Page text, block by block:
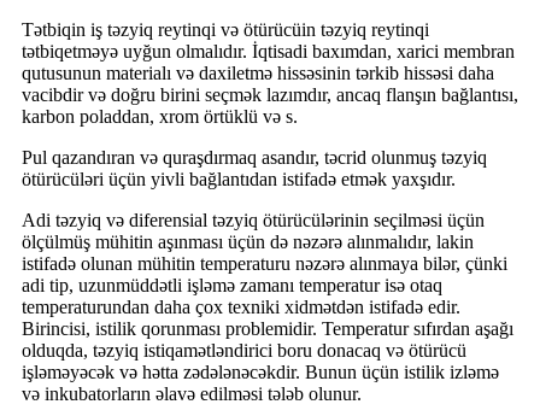
Tətbiqin iş təzyiq reytinqi və ötürücüin təzyiq reytinqi
tətbiqetməyə uyğun olmalıdır. İqtisadi baxımdan, xarici membran
qutusunun materialı və daxiletmə hissəsinin tərkib hissəsi daha
vacibdir və doğru birini seçmək lazımdır, ancaq flanşın bağlantısı,
karbon poladdan, xrom örtüklü və s.
Pul qazandıran və quraşdırmaq asandır, təcrid olunmuş təzyiq
ötürücüləri üçün yivli bağlantıdan istifadə etmək yaxşıdır.
Adi təzyiq və diferensial təzyiq ötürücülərinin seçilməsi üçün
ölçülmüş mühitin aşınması üçün də nəzərə alınmalıdır, lakin
istifadə olunan mühitin temperaturu nəzərə alınmaya bilər, çünki
adi tip, uzunmüddətli işləmə zamanı temperatur isə otaq
temperaturundan daha çox texniki xidmətdən istifadə edir.
Birincisi, istilik qorunması problemidir. Temperatur sıfırdan aşağı
olduqda, təzyiq istiqamətləndirici boru donacaq və ötürücü
işləməyəcək və hətta zədələnəcəkdir. Bunun üçün istilik izləmə
və inkubatorların əlavə edilməsi tələb olunur.